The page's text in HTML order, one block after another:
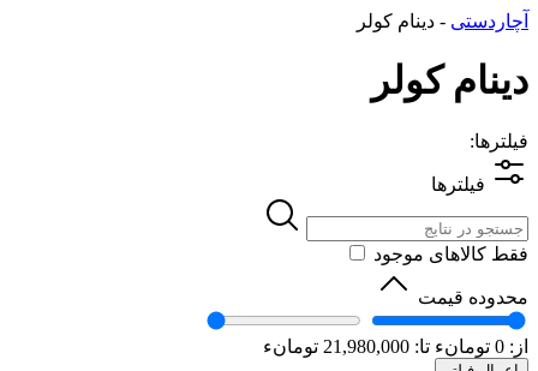
آچاردستی - دینام کولر
دینام کولر
فیلترها:
فیلترها
فقط کالاهای موجود
محدوده قیمت
از: 0 تومانء تا: 21,980,000 تومانء